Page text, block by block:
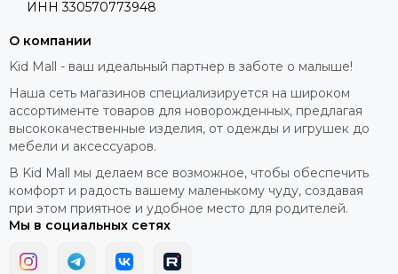
ИНН 330570773948
О компании
Kid Mall - ваш идеальный партнер в заботе о малыше!
Наша сеть магазинов специализируется на широком
ассортименте товаров для новорожденных, предлагая
высококачественные изделия, от одежды и игрушек до
мебели и аксессуаров.
В Kid Mall мы делаем все возможное, чтобы обеспечить
комфорт и радость вашему маленькому чуду, создавая
при этом приятное и удобное место для родителей.
Мы в социальных сетях